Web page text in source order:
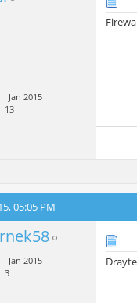
Jan 2015
13
05:05 PM
Jan 2015
3